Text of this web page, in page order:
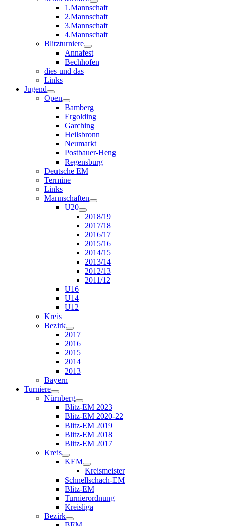
1.Mannschaft
2.Mannschaft
3.Mannschaft
4.Mannschaft
Blitzturniere
Annafest
Bechhofen
dies und das
Links
Jugend
Open
Bamberg
Ergolding
Garching
Heilsbronn
Neumarkt
Postbauer-Heng
Regensburg
Deutsche EM
Termine
Links
Mannschaften
U20
2018/19
2017/18
2016/17
2015/16
2014/15
2013/14
2012/13
2011/12
U16
U14
U12
Kreis
Bezirk
2017
2016
2015
2014
2013
Bayern
Turniere
Nürnberg
Blitz-EM 2023
Blitz-EM 2020-22
Blitz-EM 2019
Blitz-EM 2018
Blitz-EM 2017
Kreis
KEM
Kreismeister
Schnellschach-EM
Blitz-EM
Turnierordnung
Kreisliga
Bezirk